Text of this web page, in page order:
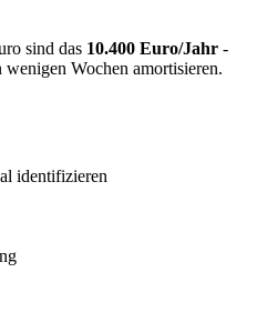
sind das 10.400 Euro/Jahr -
Wochen amortisieren.
identifizieren